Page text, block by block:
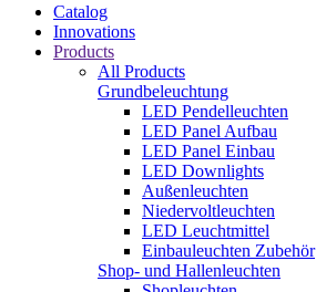
Catalog
Innovations
Products
All Products
Grundbeleuchtung
LED Pendelleuchten
LED Panel Aufbau
LED Panel Einbau
LED Downlights
Außenleuchten
Niedervoltleuchten
LED Leuchtmittel
Einbauleuchten Zubehör
Shop- und Hallenleuchten